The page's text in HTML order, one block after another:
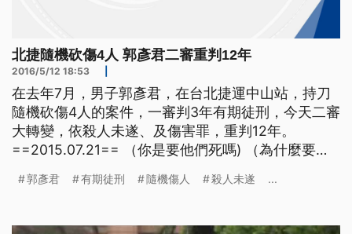
北捷隨機砍傷4人 郭彥君二審重判12年
2016/5/12 18:53
在去年7月，男子郭彥君，在台北捷運中山站，持刀
隨機砍傷4人的案件，一審判3年有期徒刑，今天二審
大轉變，依殺人未遂、及傷害罪，重判12年。
==2015.07.21== （你是要他們死嗎) （為什麼要選
在台北捷運中山站，持刀隨機傷人的主嫌郭彥君，當
時砍傷4人。去年底、士林地院一審宣判時
郭彥君 有期徒刑 隨機傷人 殺人未遂 ...